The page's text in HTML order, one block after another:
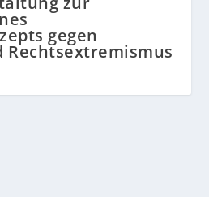
gegen
Rechtsextremismus